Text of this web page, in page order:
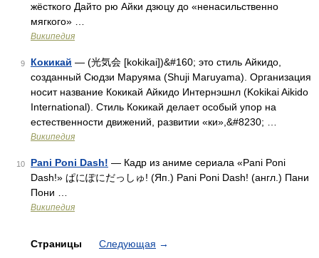
жёсткого Дайто рю Айки дзюцу до «ненасильственно
мягкого» …
Википедия
9 Кокикай — (光気会 [kokikai])&#160; это стиль Айкидо,
созданный Сюдзи Маруяма (Shuji Maruyama). Организация
носит название Кокикай Айкидо Интернэшнл (Kokikai Aikido
International). Стиль Кокикай делает особый упор на
естественности движений, развитии «ки»,&#8230; …
Википедия
10 Pani Poni Dash! — Кадр из аниме сериала «Pani Poni
Dash!» ぱにぽにだっしゅ! (Яп.) Pani Poni Dash! (англ.) Пани
Пони …
Википедия
Страницы Следующая →